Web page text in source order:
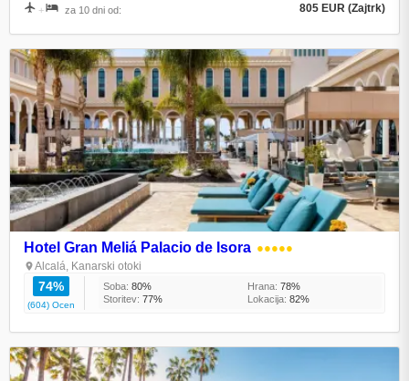
+ za 10 dni od: 805 EUR (Zajtrk)
Hotel Gran Meliá Palacio de Isora ●●●●●
Alcalá, Kanarski otoki
74%
(604) Ocen
Soba: 80% Hrana: 78%
Storitev: 77% Lokacija: 82%